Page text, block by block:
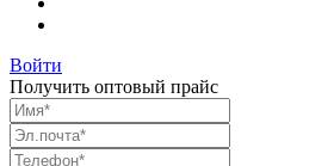
Войти
Получить оптовый прайс